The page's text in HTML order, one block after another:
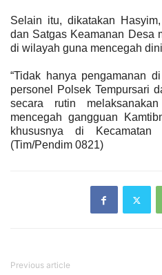
Selain itu, dikatakan
dan Satgas Keamanan Desa
di wilayah guna mencegah
“Tidak hanya pengamanan
personel Polsek Tempursari
secara rutin
mencegah gangguan
khususnya di Kecamatan
(Tim/Pendim 0821)
Previous article